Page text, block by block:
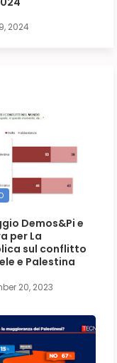
2024
Demos&Pi e
per La
sul conflitto
e Palestina
20, 2023